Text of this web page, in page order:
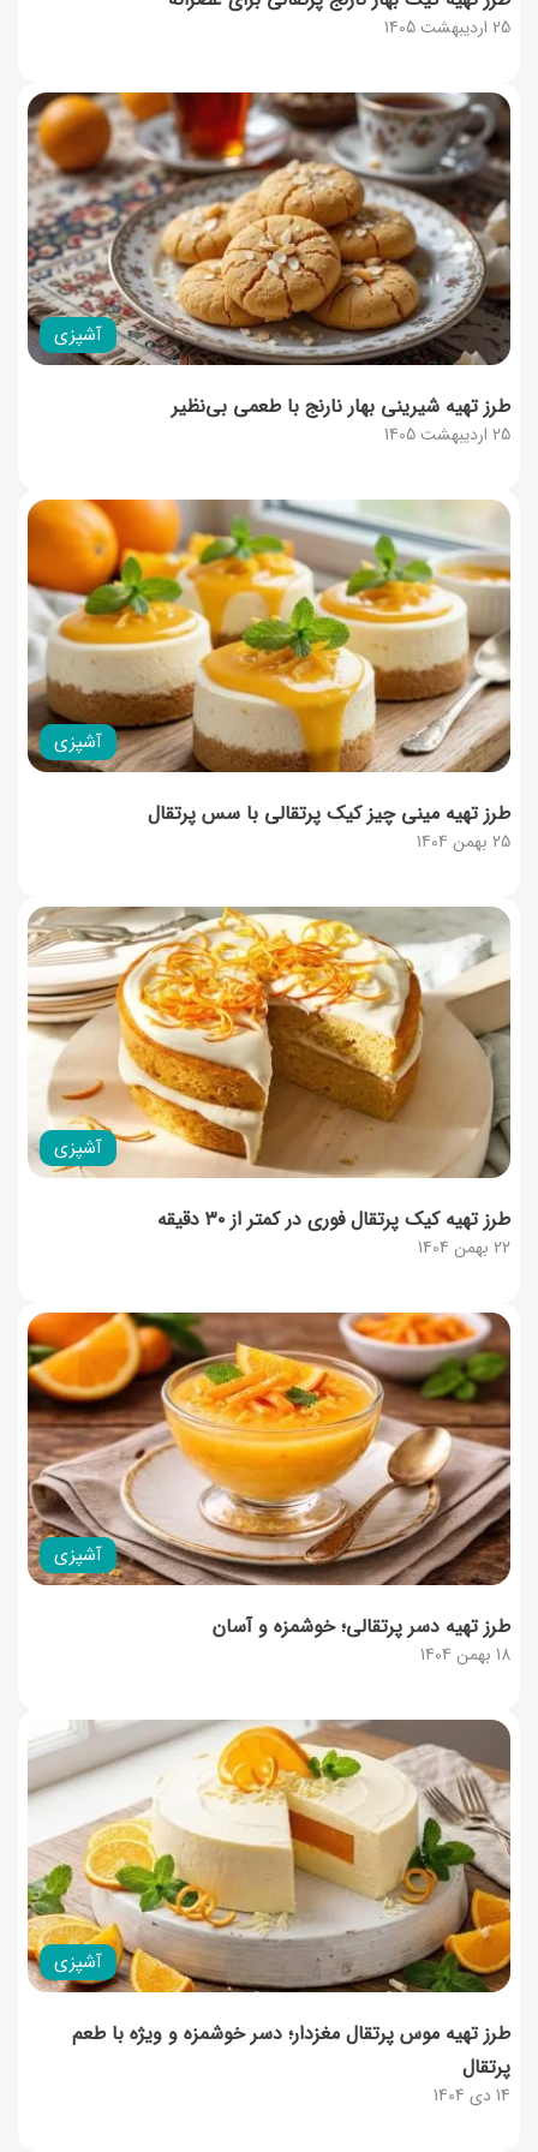
25 اردیبهشت 1405
آشپزی
25 اردیبهشت 1405
طرز تهیه شیرینی بهار نارنج با طعمی بی‌نظیر
آشپزی
25 بهمن 1404
طرز تهیه مینی چیز کیک پرتقالی با سس پرتقال
آشپزی
22 بهمن 1404
طرز تهیه کیک پرتقال فوری در کمتر از ۳۰ دقیقه
آشپزی
18 بهمن 1404
طرز تهیه دسر پرتقالی؛ خوشمزه و آسان
آشپزی
14 دی 1404
طرز تهیه موس پرتقال مغزدار؛ دسر خوشمزه و ویژه با طعم
پرتقال